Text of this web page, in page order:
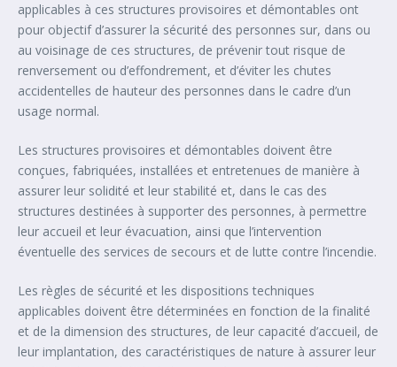
applicables à ces structures provisoires et démontables ont
pour objectif d’assurer la sécurité des personnes sur, dans ou
au voisinage de ces structures, de prévenir tout risque de
renversement ou d’effondrement, et d’éviter les chutes
accidentelles de hauteur des personnes dans le cadre d’un
usage normal.
Les structures provisoires et démontables doivent être
conçues, fabriquées, installées et entretenues de manière à
assurer leur solidité et leur stabilité et, dans le cas des
structures destinées à supporter des personnes, à permettre
leur accueil et leur évacuation, ainsi que l’intervention
éventuelle des services de secours et de lutte contre l’incendie.
Les règles de sécurité et les dispositions techniques
applicables doivent être déterminées en fonction de la finalité
et de la dimension des structures, de leur capacité d’accueil, de
leur implantation, des caractéristiques de nature à assurer leur